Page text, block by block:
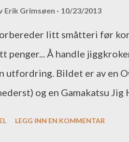
Spotlight. Sonar Hub med
for CHIRP. TM150 er en
USD) Sonar Hub med
Erik Grimsøen 10/23/2013
litt småtteri før
penger... Å handle
utfordring. Bildet er av en
og en Gamakatsu Jig
LEGG INN EN KOMMENTAR